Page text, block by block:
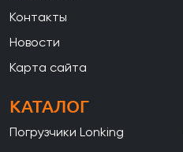
Контакты
Новости
Карта сайта
КАТАЛОГ
Погрузчики Lonking